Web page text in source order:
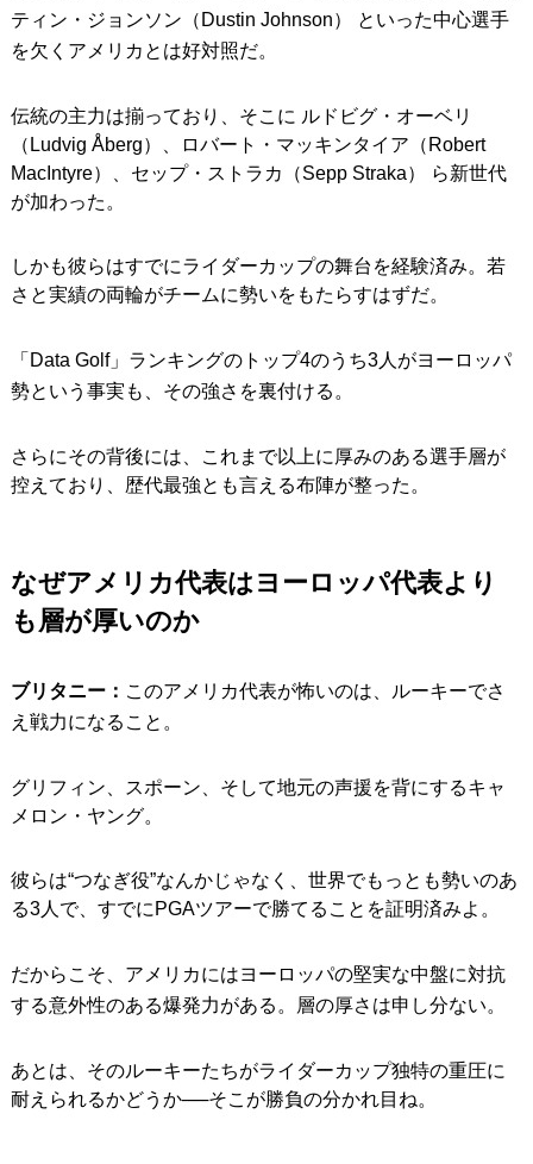
ティン・ジョンソン（Dustin Johnson） といった中心選手
を欠くアメリカとは好対照だ。
伝統の主力は揃っており、そこに ルドビグ・オーベリ
（Ludvig Åberg）、ロバート・マッキンタイア（Robert
MacIntyre）、セップ・ストラカ（Sepp Straka） ら新世代
が加わった。
しかも彼らはすでにライダーカップの舞台を経験済み。若
さと実績の両輪がチームに勢いをもたらすはずだ。
「Data Golf」ランキングのトップ4のうち3人がヨーロッパ
勢という事実も、その強さを裏付ける。
さらにその背後には、これまで以上に厚みのある選手層が
控えており、歴代最強とも言える布陣が整った。
なぜアメリカ代表はヨーロッパ代表より
も層が厚いのか
ブリタニー： このアメリカ代表が怖いのは、ルーキーでさ
え戦力になること。
グリフィン、スポーン、そして地元の声援を背にするキャ
メロン・ヤング。
彼らは“つなぎ役”なんかじゃなく、世界でもっとも勢いのあ
る3人で、すでにPGAツアーで勝てることを証明済みよ。
だからこそ、アメリカにはヨーロッパの堅実な中盤に対抗
する意外性のある爆発力がある。層の厚さは申し分ない。
あとは、そのルーキーたちがライダーカップ独特の重圧に
耐えられるかどうか──そこが勝負の分かれ目ね。